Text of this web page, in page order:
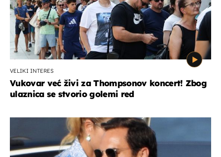
VELIKI INTERES
Vukovar već živi za Thompsonov koncert! Zbog
ulaznica se stvorio golemi red